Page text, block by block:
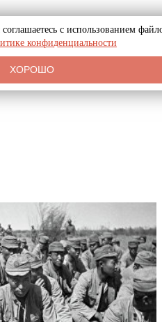
с использованием
конфиденциальности
ХОРОШО